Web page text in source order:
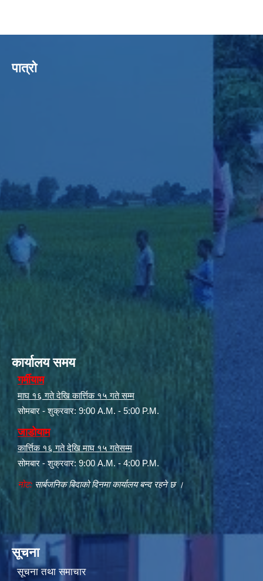
पात्रो
कार्यालय समय
गर्मीयाम
माघ १६ गते देखि कार्त्तिक १५ गते सम्म
सोमबार - शुक्रवार: 9:00 A.M. - 5:00 P.M.
जाडोयाम
कार्त्तिक १६ गते देखि माघ १५ गतेसम्म
सोमबार - शुक्रवार: 9:00 A.M. - 4:00 P.M.
नोट: सार्बजनिक बिदाको दिनमा कार्यालय बन्द रहने छ ।
सूचना
सूचना तथा समाचार